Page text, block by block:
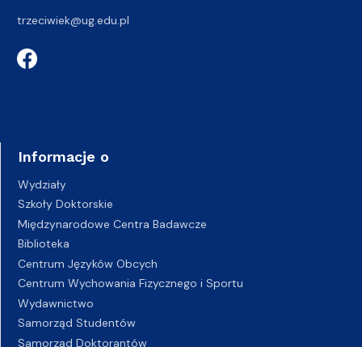
trzeciwiek@ug.edu.pl
Informacje o
Wydziały
Szkoły Doktorskie
Międzynarodowe Centra Badawcze
Biblioteka
Centrum Języków Obcych
Centrum Wychowania Fizycznego i Sportu
Wydawnictwo
Samorząd Studentów
Samorząd Doktorantów